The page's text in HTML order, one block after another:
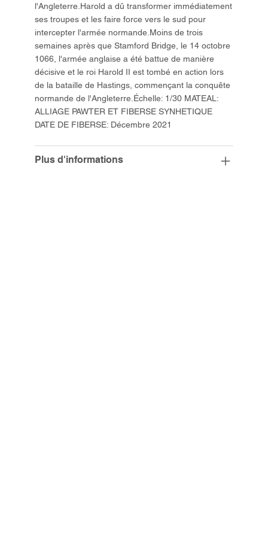
l'Angleterre.Harold a dû transformer immédiatement
ses troupes et les faire force vers le sud pour
intercepter l'armée normande.Moins de trois
semaines après que Stamford Bridge, le 14 octobre
1066, l'armée anglaise a été battue de manière
décisive et le roi Harold II est tombé en action lors
de la bataille de Hastings, commençant la conquête
normande de l'Angleterre.Échelle: 1/30 MATEAL:
ALLIAGE PAWTER ET FIBERSE SYNHETIQUE
DATE DE FIBERSE: Décembre 2021
Plus d'informations